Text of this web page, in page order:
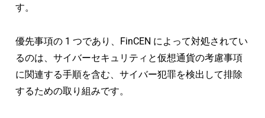
す。
優先事項の 1 つであり、FinCEN によって対処されてい
るのは、サイバーセキュリティと仮想通貨の考慮事項
に関連する手順を含む、サイバー犯罪を検出して排除
するための取り組みです。